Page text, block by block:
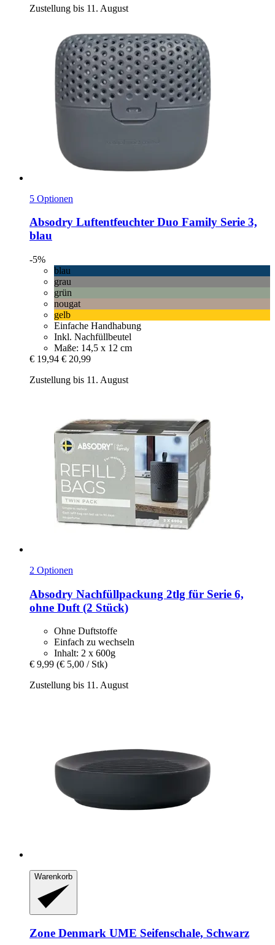
Zustellung bis 11. August
5 Optionen
Absodry Luftentfeuchter Duo Family Serie 3,
blau
-5%
blau
grau
grün
nougat
gelb
Einfache Handhabung
Inkl. Nachfüllbeutel
Maße: 14,5 x 12 cm
€ 19,94 € 20,99
Zustellung bis 11. August
2 Optionen
Absodry Nachfüllpackung 2tlg für Serie 6,
ohne Duft (2 Stück)
Ohne Duftstoffe
Einfach zu wechseln
Inhalt: 2 x 600g
€ 9,99 (€ 5,00 / Stk)
Zustellung bis 11. August
Warenkorb
Zone Denmark UME Seifenschale, Schwarz